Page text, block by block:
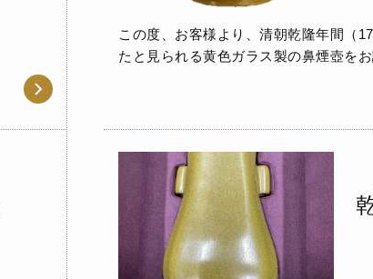
この度、お客様より、清朝乾隆年間（
たと見られる黄色ガラス製の鼻煙壺を